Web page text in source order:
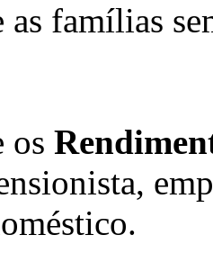
famílias
os